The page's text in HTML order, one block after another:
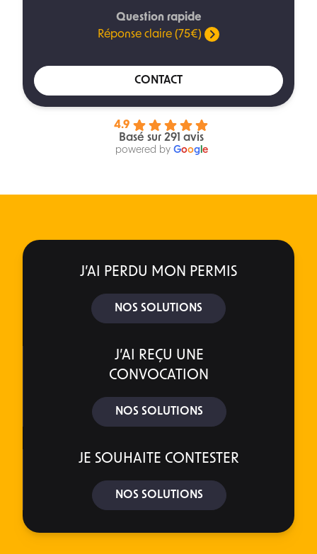
Question rapide
Réponse claire (75€)
CONTACT
4.9
Basé sur 291 avis
powered by Googl e
J’AI PERDU MON PERMIS
NOS SOLUTIONS
J’AI REÇU UNE
CONVOCATION
NOS SOLUTIONS
JE SOUHAITE CONTESTER
NOS SOLUTIONS